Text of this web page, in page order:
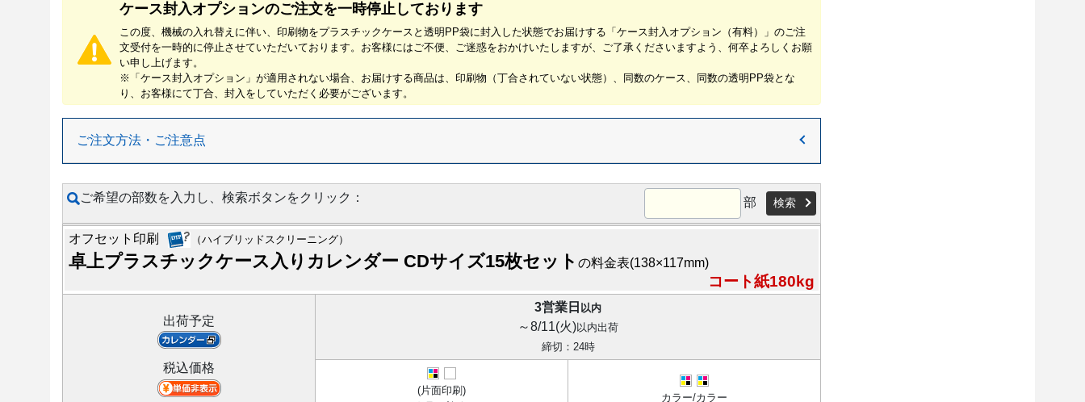
ケース封入オプションのご注文を一時停止しております
この度、機械の入れ替えに伴い、印刷物をプラスチックケースと透明PP袋に封入した状態でお届けする「ケース封入オプション（有料）」のご注
文受付を一時的に停止させていただいております。お客様にはご不便、ご迷惑をおかけいたしますが、ご了承くださいますよう、何卒よろしくお願
い申し上げます。
※「ケース封入オプション」が適用されない場合、お届けする商品は、印刷物（丁合されていない状態）、同数のケース、同数の透明PP袋とな
り、お客様にて丁合、封入をしていただく必要がございます。
ご注文方法・ご注意点
ご希望の部数を入力し、検索ボタンをクリック： 部 検索
オフセット印刷 （ハイブリッドスクリーニング）
卓上プラスチックケース入りカレンダー CDサイズ15枚セット の料金表(138×117mm)
コート紙180kg
出荷予定
税込価格
3営業日 以内
～8/11(火)以内出荷
締切：24時
(片面印刷)
カラー/カラー